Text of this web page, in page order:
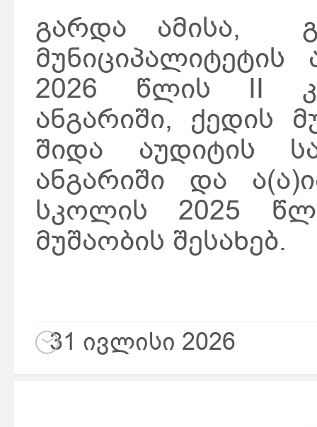
გარდა ამისა,
მუნიციპალიტეტის
2026 წლის II
ანგარიში, ქედის
შიდა აუდიტის
ანგარიში და
სკოლის 2025
მუშაობის შესახებ.
31 ივლისი 2026